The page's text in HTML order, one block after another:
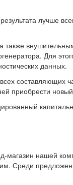
лучше
Для
данных.
составляющих
приобрести
магазин нашей
Среди